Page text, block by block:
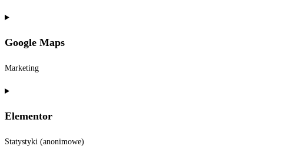
Consent
service
Google Maps
Marketing
Consent
service
Elementor
Statystyki (anonimowe)